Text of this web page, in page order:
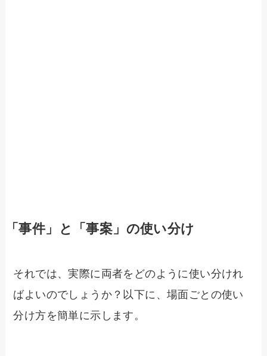
「事件」と「事案」の使い分け
それでは、実際に両者をどのように使い分けれ
ばよいのでしょうか？以下に、場面ごとの使い
分け方を簡単に示します。